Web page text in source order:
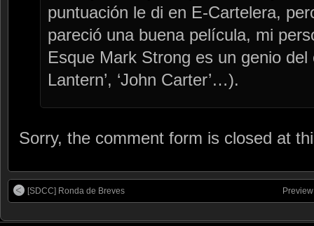
puntuación le di en E-Cartelera,
pareció una buena película, mi
Esque Mark Strong es un genio del
Lantern’, ‘John Carter’…).
Sorry, the comment form is closed at
[SDCC] Ronda de Breves